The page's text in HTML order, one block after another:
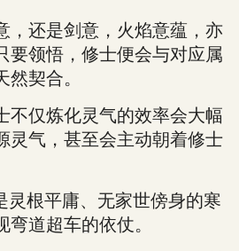
还是剑意，火焰意蕴，亦
领悟，修士便会与对应属
契合。
仅炼化灵气的效率会大幅
灵气，甚至会主动朝着修士
根平庸、无家世傍身的寒
道超车的依仗。